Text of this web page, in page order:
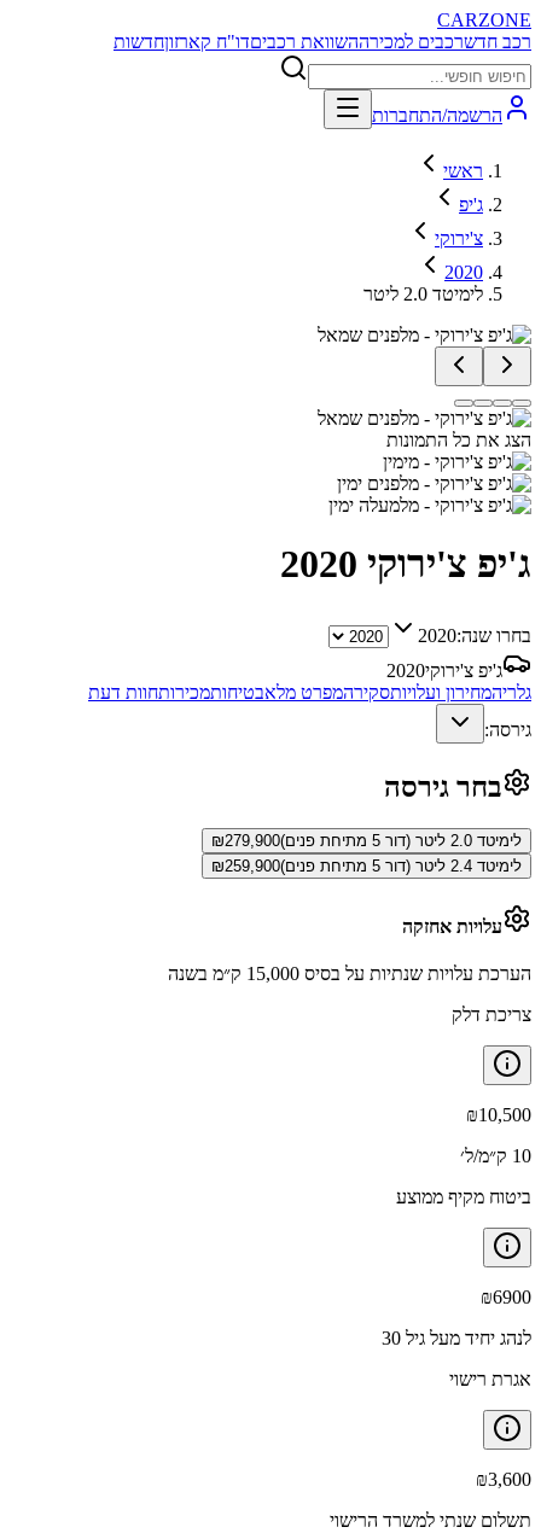
CARZONE
רכב חדשרכבים למכירההשוואת רכביםדו"ח קארזוןחדשות
הרשמה/התחברות
ראשי
ג'יפ
צ'ירוקי
2020
לימיטד 2.0 ליטר
הצג את כל התמונות
ג'יפ צ'ירוקי 2020
בחרו שנה:2020
ג'יפ צ'ירוקי2020
גלריהמחירון ועלויותסקירהמפרט מלאבטיחותמכירותחוות דעת
גירסה:
בחר גירסה
לימיטד 2.0 ליטר (דור 5 מתיחת פנים) ₪279,900
לימיטד 2.4 ליטר (דור 5 מתיחת פנים)
₪259,900
עלויות אחזקה
הערכת עלויות שנתיות על בסיס 15,000 ק״מ בשנה
צריכת דלק
₪10,500
10 ק״מ/ל׳
ביטוח מקיף ממוצע
₪6900
לנהג יחיד מעל גיל 30
אגרת רישוי
₪3,600
תשלום שנתי למשרד הרישוי